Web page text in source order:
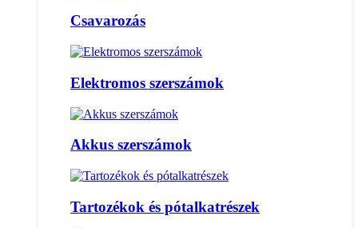
Csavarozás
Elektromos szerszámok
Akkus szerszámok
Tartozékok és pótalkatrészek